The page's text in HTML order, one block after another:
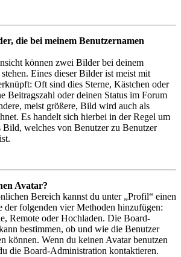
die bei meinem Benutzernamen
können zwei Bilder bei deinem
Eines dieser Bilder ist meist mit
Oft sind dies Sterne, Kästchen oder
Beitragszahl oder deinen Status im Forum
meist größere, Bild wird auch als
Es handelt sich hierbei in der Regel um
Bild, welches von Benutzer zu Benutzer
Avatar?
Bereich kannst du unter „Profil“ einen
der folgenden vier Methoden hinzufügen:
Remote oder Hochladen. Die Board-
bestimmen, ob und wie die Benutzer
können. Wenn du keinen Avatar benutzen
die Board-Administration kontaktieren.